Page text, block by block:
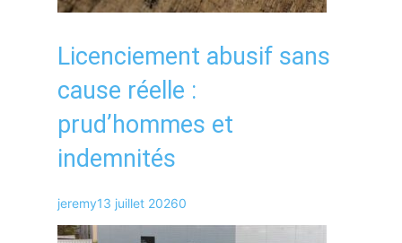
Licenciement abusif sans
cause réelle :
prud’hommes et
indemnités
jeremy13 juillet 20260